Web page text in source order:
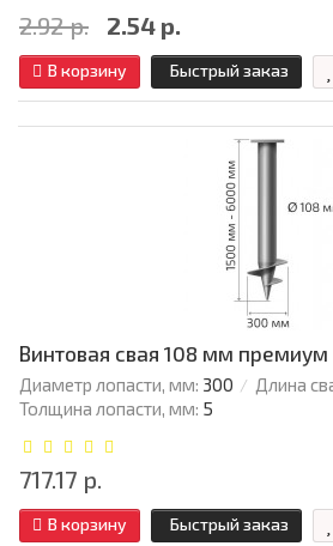
2.92 р. 2.54 р.
В корзину Быстрый заказ
Винтовая свая 108 мм
Диаметр лопасти, мм: 300 Длина
Толщина лопасти, мм: 5
717.17 р.
В корзину Быстрый заказ